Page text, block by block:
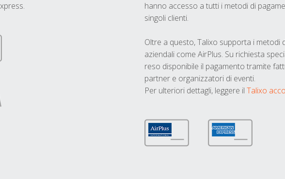
hanno accesso a tutti i metodi di
singoli clienti.
Oltre a questo, Talixo supporta i metodi
aziendali come AirPlus. Su richiesta
reso disponibile il pagamento tramite
partner e organizzatori di eventi.
Per ulteriori dettagli, leggere il Talixo